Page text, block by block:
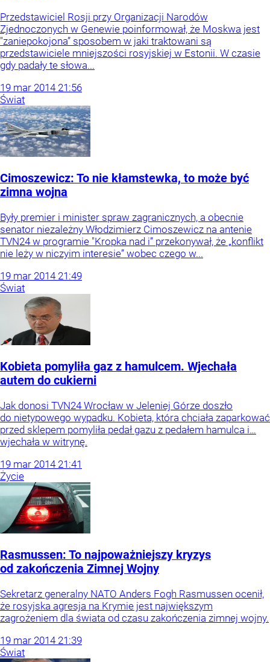
Przedstawiciel Rosji przy Organizacji Narodów
Zjednoczonych w Genewie poinformował, że Moskwa jest
"zaniepokojona” sposobem w jaki traktowani są
przedstawiciele mniejszości rosyjskiej w Estonii. W czasie
gdy padały te słowa...
19 mar 2014 21:56
Świat
Cimoszewicz: To nie kłamstewka, to może być
zimna wojna
Były premier i minister spraw zagranicznych, a obecnie
senator niezależny Włodzimierz Cimoszewicz na antenie
TVN24 w programie "Kropka nad i” przekonywał, że „konflikt
nie leży w niczyim interesie” wobec czego w...
19 mar 2014 21:49
Świat
Kobieta pomyliła gaz z hamulcem. Wjechała
autem do cukierni
Jak donosi TVN24 Wrocław w Jeleniej Górze doszło
do nietypowego wypadku. Kobieta, która chciała zaparkować
przed sklepem pomyliła pedał gazu z pedałem hamulca i…
wjechała w witrynę.
19 mar 2014 21:41
Życie
Rasmussen: To najpoważniejszy kryzys
od zakończenia Zimnej Wojny
Sekretarz generalny NATO Anders Fogh Rasmussen ocenił,
że rosyjska agresja na Krymie jest największym
zagrożeniem dla świata od czasu zakończenia zimnej wojny.
19 mar 2014 21:39
Świat